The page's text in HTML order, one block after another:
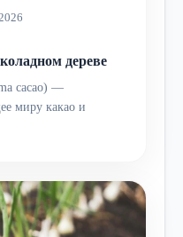
дереве
cacao) —
миру какао и